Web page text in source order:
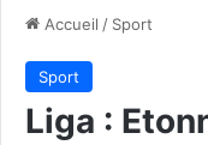
Accueil / Sport
Sport
Liga :